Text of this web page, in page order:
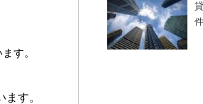
す。
す。